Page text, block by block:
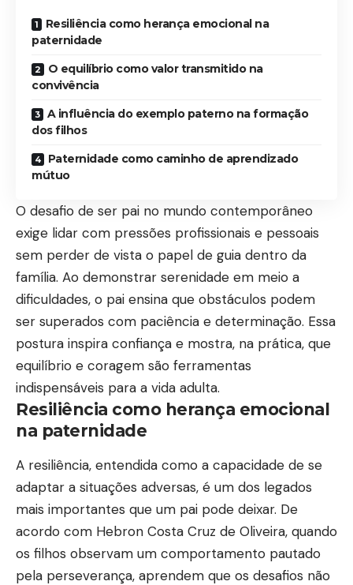
Resiliência como herança emocional na
paternidade
O equilíbrio como valor transmitido na
convivência
A influência do exemplo paterno na formação
dos filhos
Paternidade como caminho de aprendizado
mútuo
O desafio de ser pai no mundo contemporâneo
exige lidar com pressões profissionais e pessoais
sem perder de vista o papel de guia dentro da
família. Ao demonstrar serenidade em meio a
dificuldades, o pai ensina que obstáculos podem
ser superados com paciência e determinação. Essa
postura inspira confiança e mostra, na prática, que
equilíbrio e coragem são ferramentas
indispensáveis para a vida adulta.
Resiliência como herança emocional
na paternidade
A resiliência, entendida como a capacidade de se
adaptar a situações adversas, é um dos legados
mais importantes que um pai pode deixar. De
acordo com Hebron Costa Cruz de Oliveira, quando
os filhos observam um comportamento pautado
pela perseverança, aprendem que os desafios não